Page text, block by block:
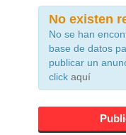
No existen
No se han
base de datos
publicar un
click aquí